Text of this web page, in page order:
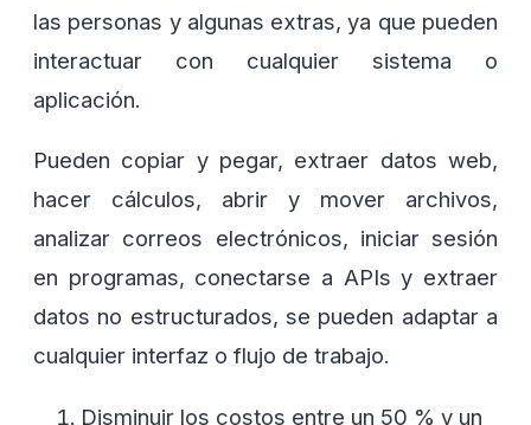
las personas y algunas extras, ya que pueden
interactuar con cualquier sistema o
aplicación.
Pueden copiar y pegar, extraer datos web,
hacer cálculos, abrir y mover archivos,
analizar correos electrónicos, iniciar sesión
en programas, conectarse a APIs y extraer
datos no estructurados, se pueden adaptar a
cualquier interfaz o flujo de trabajo.
Disminuir los costos entre un 50 % y un